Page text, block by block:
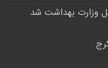
وزارت بهداشت شد